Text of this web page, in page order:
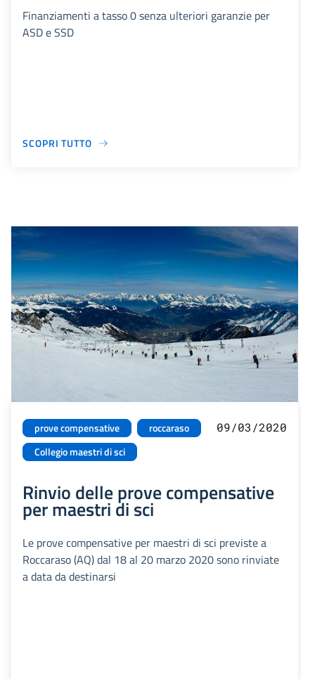
Finanziamenti a tasso 0 senza ulteriori garanzie per
ASD e SSD
SCOPRI TUTTO
prove compensative
roccaraso
Collegio maestri di sci
09/03/2020
Rinvio delle prove compensative
per maestri di sci
Le prove compensative per maestri di sci previste a
Roccaraso (AQ) dal 18 al 20 marzo 2020 sono rinviate
a data da destinarsi